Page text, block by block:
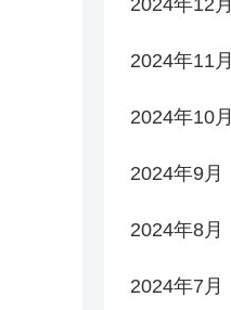
2024年11月
2024年10月
2024年9月
2024年8月
2024年7月